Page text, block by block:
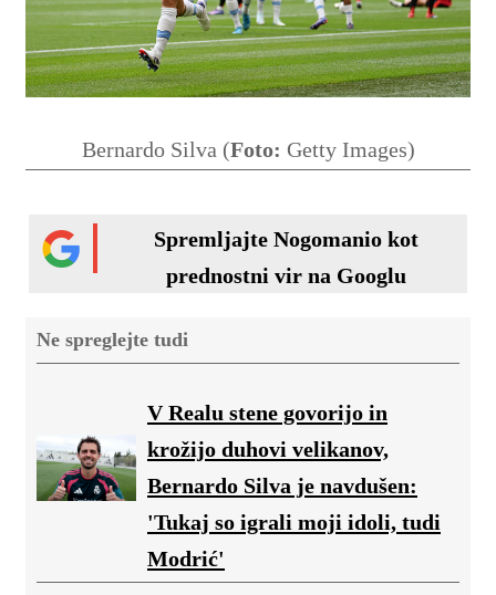
Bernardo Silva (Foto: Getty Images)
Spremljajte Nogomanio kot
prednostni vir na Googlu
Ne spreglejte tudi
V Realu stene govorijo in
krožijo duhovi velikanov,
Bernardo Silva je navdušen:
'Tukaj so igrali moji idoli, tudi
Modrić'